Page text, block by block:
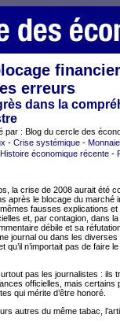
erreurs
dans la
par : Blog du cercle des
- Crise systémique -
Histoire économique récente -
la crise de 2008 aurait été
après le blocage du marché
fausses explications
et, par contagion, dans
débile et sa
journal ou dans les
n’importait pas de faire le
pas les journalistes : ils
officielles, mais certains
qui mérite d’être honoré.
autres du même tabac,